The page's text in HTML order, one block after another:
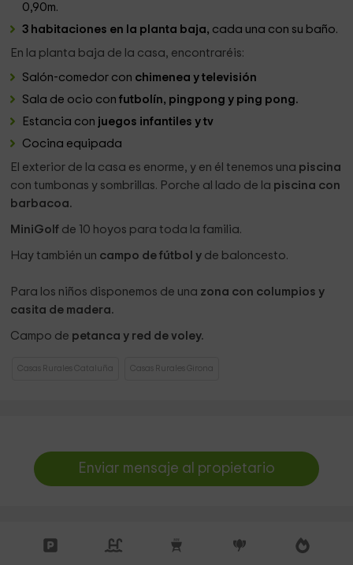
0,90m.
3 habitaciones en la planta baja, cada una con su baño.
En la planta baja de la casa, encontraréis:
Salón-comedor con chimenea y televisión
Sala de ocio confutbolín, pingpong y ping pong.
Estancia con juegos infantiles y tv
Cocina equipada
El exterior de la casa es enorme, y en él tenemos una piscina
con tumbonas y sombrillas. Porche al lado de la piscina con
barbacoa.
MiniGolf de 10 hoyos para toda la familia.
Hay también un campo de fútbol y de baloncesto.
Para los niños disponemos de una zona con columpios y
casita de madera.
Campo de petanca y red de voley.
Casas Rurales Cataluña Casas Rurales Girona
Enviar mensaje al propietario